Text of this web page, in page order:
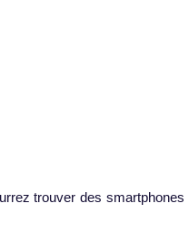
trouver des